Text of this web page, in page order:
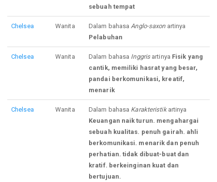
sebuah tempat
Chelsea Wanita Dalam bahasaAnglo-saxonartinya
Pelabuhan
Chelsea Wanita Dalam bahasa Inggrisartinya Fisik yang
cantik, memiliki hasrat yang besar,
pandai berkomunikasi, kreatif,
menarik
Chelsea Wanita Dalam bahasa Karakteristikartinya
Keuangan naik turun. mengahargai
sebuah kualitas. penuh gairah. ahli
berkomunikasi. menarik dan penuh
perhatian. tidak dibuat-buat dan
kratif. berkeinginan kuat dan
bertujuan.